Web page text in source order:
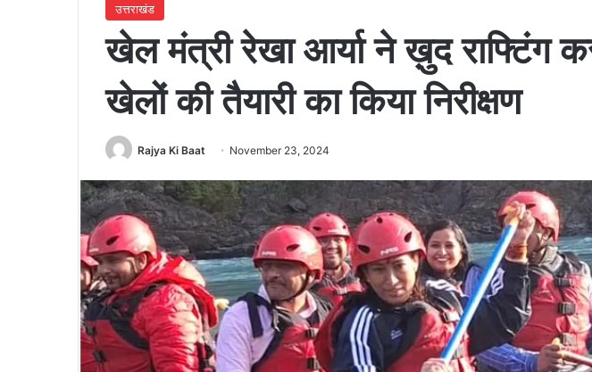
उत्तराखंड
खेल मंत्री रेखा आर्या ने ख़ुद राफ्टिंग
खेलों की तैयारी का किया निरीक्षण
Rajya Ki Baat November 23, 2024